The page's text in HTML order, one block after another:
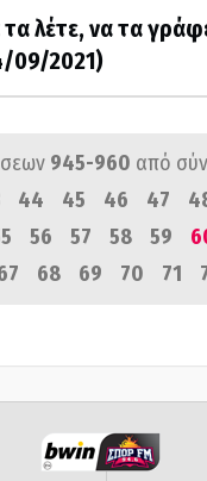
λέτε, να τα
09/2021)
945-960 από
44 45 46 47
56 57 58 59
68 69 70 71